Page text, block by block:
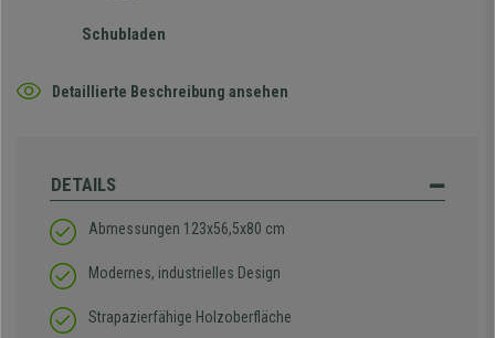
Schubladen
Detaillierte Beschreibung ansehen
DETAILS
Abmessungen 123x56,5x80 cm
Modernes, industrielles Design
Strapazierfähige Holzoberfläche